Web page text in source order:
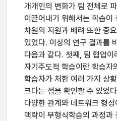
개개인의 변화가 팀 전체로
이끌어내기 위해서는 학습이
차원의 지원과 배려 또한 중
있었다. 이상의 연구 결과를
다음과 같다. 첫째, 팀 협업이
자기주도적 학습이란 학습자
학습자가 처한 여러 가지 상
크다는 점을 확인할 수 있었
다양한 관계와 네트워크 형
맥락이 무형식학습의 과정과